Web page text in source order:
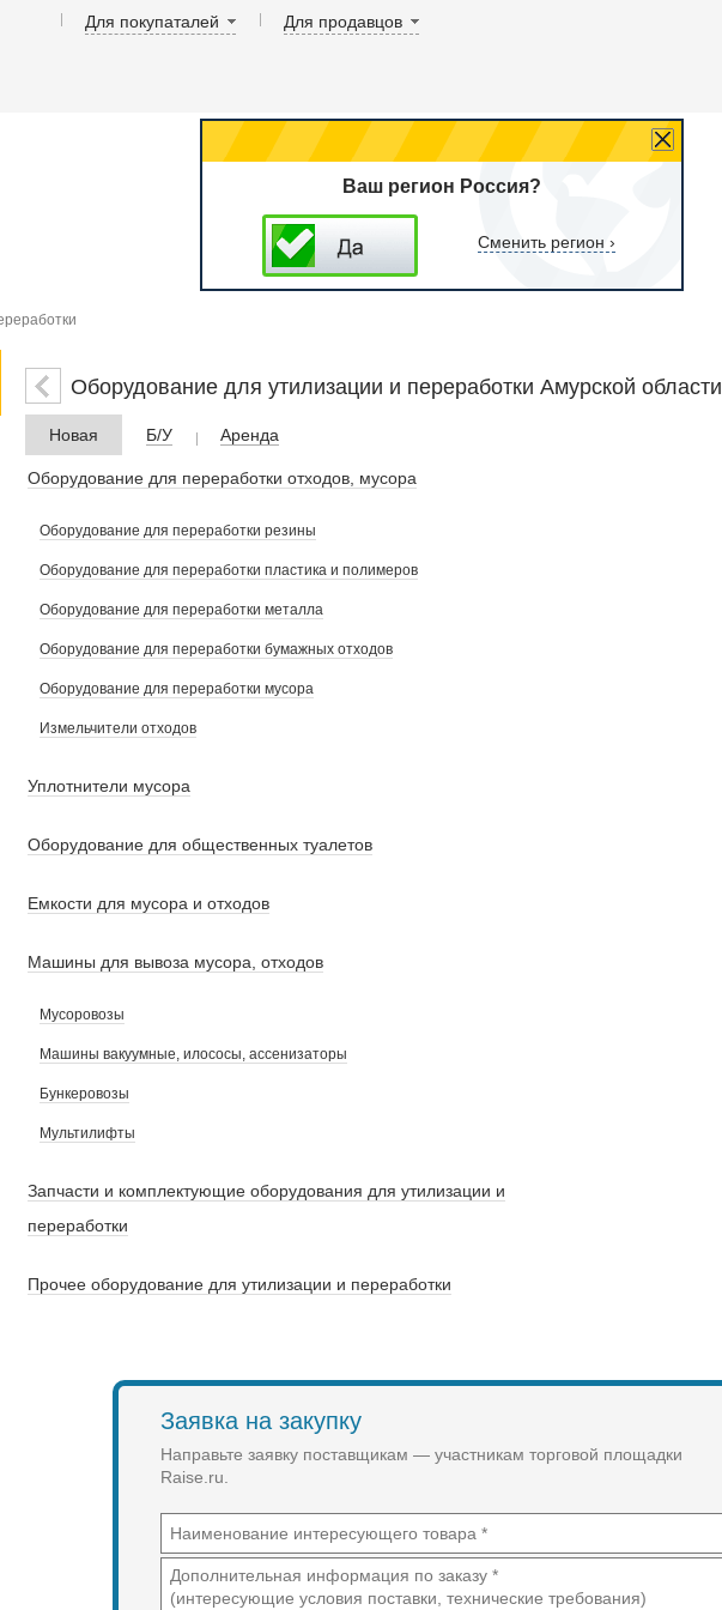
Для покупаталей Для продавцов
Ваш регион Россия?
Сменить регион ›
Оборудование для утилизации и переработки Амурской области
Новая Б/У Аренда
Оборудование для переработки отходов, мусора
Оборудование для переработки резины
Оборудование для переработки пластика и полимеров
Оборудование для переработки металла
Оборудование для переработки бумажных отходов
Оборудование для переработки мусора
Измельчители отходов
Уплотнители мусора
Оборудование для общественных туалетов
Емкости для мусора и отходов
Машины для вывоза мусора, отходов
Мусоровозы
Машины вакуумные, илососы, ассенизаторы
Бункеровозы
Мультилифты
Запчасти и комплектующие оборудования для утилизации и
переработки
Прочее оборудование для утилизации и переработки
Заявка на закупку
Направьте заявку поставщикам — участникам торговой площадки
Raise.ru.